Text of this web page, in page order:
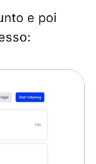
e poi